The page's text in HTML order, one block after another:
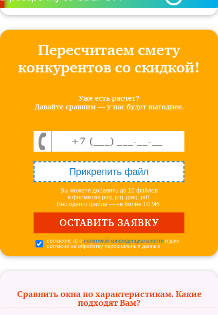
Пересчитаем смету
конкурентов со скидкой!
Уже есть расчёт?
Давайте сравним — у нас будет выгоднее.
Прикрепить файл
Вы можете добавить до 10 файлов
в форматах png, jpg, jpeg, pdf.
Вес одного файла — не более 10 Мб.
согласен(-а) с политикой конфиденциальности и даю
согласие на обработку персональных данных
Сравнить окна по характеристикам. Какие
подходят Вам?